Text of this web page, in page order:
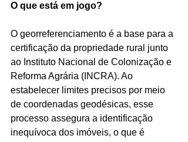
O que está em jogo?
O georreferenciamento é a base para a
certificação da propriedade rural junto
ao Instituto Nacional de Colonização e
Reforma Agrária (INCRA). Ao
estabelecer limites precisos por meio
de coordenadas geodésicas, esse
processo assegura a identificação
inequívoca dos imóveis, o que é